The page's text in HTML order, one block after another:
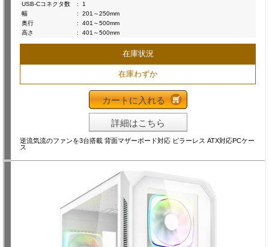
USB-Cコネクタ数
:
1
幅
:
201～250mm
奥行
:
401～500mm
高さ
: 401～500mm
在庫状況
在庫わずか
カートに入れる
詳細はこちら
逆流気流のファンを3台搭載 背面マザーボード対応 ピラーレス ATX対応PCケー
ス